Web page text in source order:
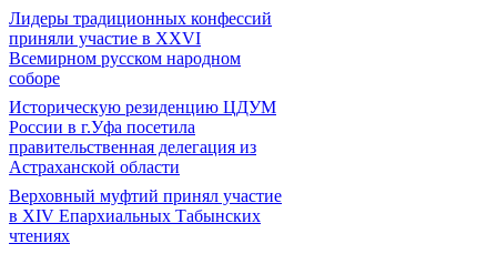
Лидеры традиционных конфессий
приняли участие в XXVI
Всемирном русском народном
соборе
Историческую резиденцию ЦДУМ
России в г.Уфа посетила
правительственная делегация из
Астраханской области
Верховный муфтий принял участие
в ХIV Епархиальных Табынских
чтениях